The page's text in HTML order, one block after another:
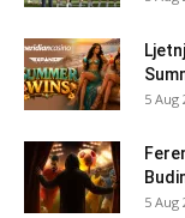
5 Aug
5 Aug